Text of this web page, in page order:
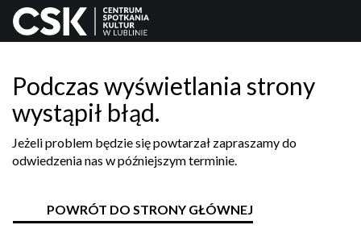
Podczas wyświetlania strony
wystąpił błąd.
Jeżeli problem będzie się powtarzał zapraszamy do
odwiedzenia nas w późniejszym terminie.
POWRÓT DO STRONY GŁÓWNEJ